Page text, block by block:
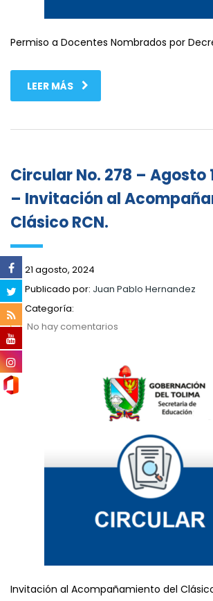
Permiso a Docentes Nombrados por
LEER MÁS
Circular No. 278 – Agosto
– Invitación al
Clásico RCN.
21 agosto, 2024
Publicado por: Juan Pablo Hernandez
Categoría:
No hay comentarios
Invitación al Acompañamiento del Clásico